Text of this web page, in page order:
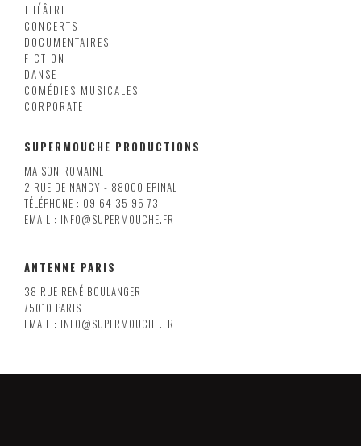
THÉÂTRE
CONCERTS
DOCUMENTAIRES
FICTION
DANSE
COMÉDIES MUSICALES
CORPORATE
SUPERMOUCHE PRODUCTIONS
MAISON ROMAINE
2 RUE DE NANCY - 88000 EPINAL
TÉLÉPHONE : 09 64 35 95 73
EMAIL : INFO@SUPERMOUCHE.FR
ANTENNE PARIS
38 RUE RENÉ BOULANGER
75010 PARIS
EMAIL : INFO@SUPERMOUCHE.FR